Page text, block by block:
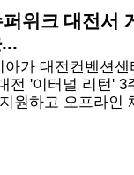
위크 대전서
아가 대전컨벤션
전 '이터널 리턴'
원하고 오프라인